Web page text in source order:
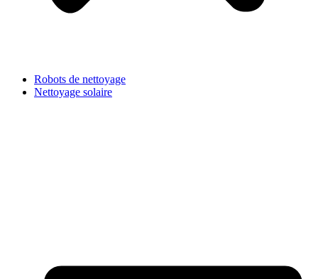
Robots de nettoyage
Nettoyage solaire